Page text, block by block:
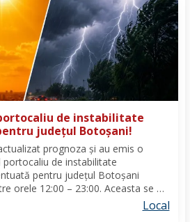
de instabilitate
județul Botoșani!
prognoza și au emis o
de instabilitate
pentru județul Botoșani
orele 12:00 – 23:00. Aceasta se va
ale vântului, vijelii puternice
h), averse...
Local